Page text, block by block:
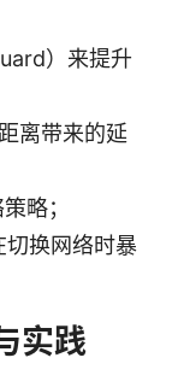
）来提升
离带来的延
略；
换网络时暴
实践